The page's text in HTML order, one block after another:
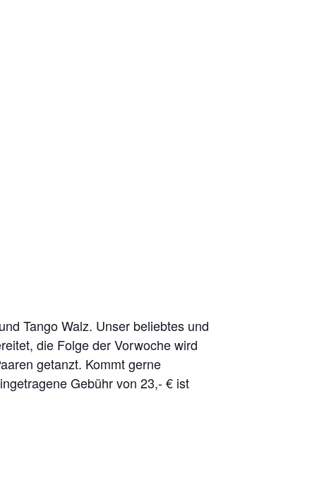
Tango Walz. Unser beliebtes und
die Folge der Vorwoche wird
getanzt. Kommt gerne
Gebühr von 23,- € ist